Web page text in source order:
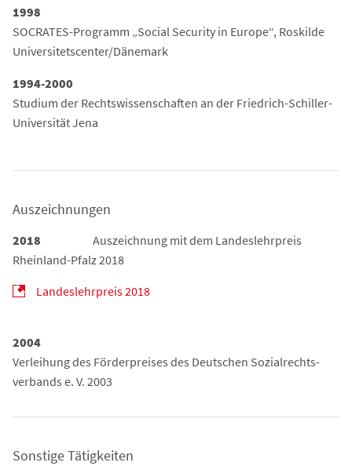
1998
SOCRATES-Programm „Social Security in Europe“, Roskilde
Universitetscenter/Dänemark
1994-2000
Studium der Rechtswissenschaften an der Friedrich-Schiller-
Universität Jena
Auszeichnungen
2018 Auszeichnung mit dem Landeslehrpreis
Rheinland-Pfalz 2018
Landeslehrpreis 2018
2004
Verleihung des Förderpreises des Deutschen Sozialrechts-
verbands e. V. 2003
Sonstige Tätigkeiten